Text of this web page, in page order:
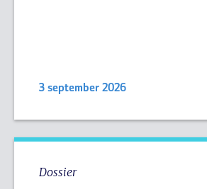
3 september 2026
Dossier